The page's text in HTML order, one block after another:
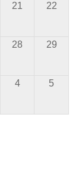
21 22
28 29
4 5